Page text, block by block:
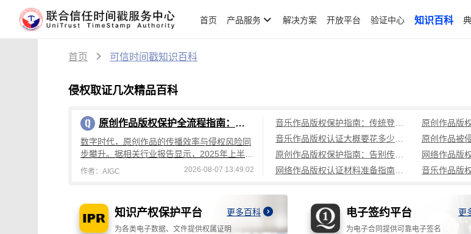
首页 产品服务 解决方案 开放平台 验证中心 知识百科
首页 可信时间戳知识百科
侵权取证几次精品百科
原创作品版权保护全流程指南：从创作到维权，可信时间戳平台操作详解
数字时代，原创作品的传播效率与侵权风险同
步攀升。据相关行业报告显示，2025年上半年
国内原创作品侵权投诉量较去年同期增长4
作者：AIGC 2026-08-07 13:49:02
知识产权保护平台 更多百科
为各类电子数据、文件提供权属证明
电子签约平台 更
为电子合同提供可靠电子签名